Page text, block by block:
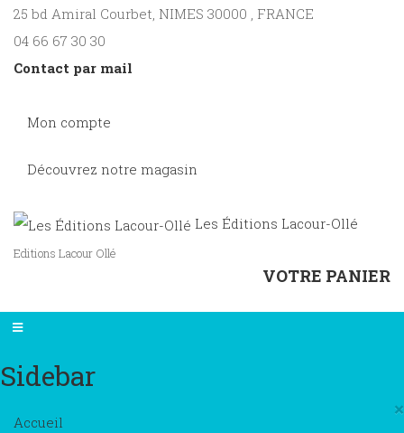
25 bd Amiral Courbet, NIMES 30000 , FRANCE
04 66 67 30 30
Contact par mail
Mon compte
Découvrez notre magasin
Les Éditions Lacour-Ollé
Editions Lacour Ollé
VOTRE PANIER
Sidebar
×
Accueil